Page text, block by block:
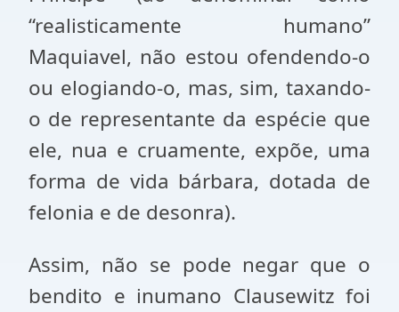
“realisticamente humano”
Maquiavel, não estou ofendendo-o
ou elogiando-o, mas, sim, taxando-
o de representante da espécie que
ele, nua e cruamente, expõe, uma
forma de vida bárbara, dotada de
felonia e de desonra).
Assim, não se pode negar que o
bendito e inumano Clausewitz foi